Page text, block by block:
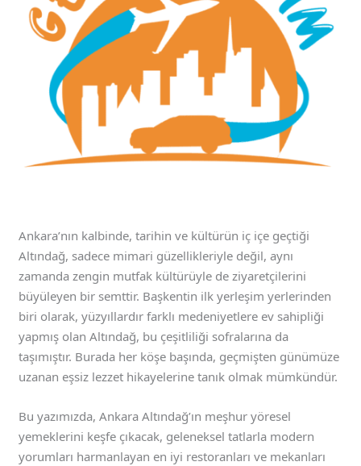
Ankara’nın kalbinde, tarihin ve kültürün iç içe geçtiği
Altındağ, sadece mimari güzellikleriyle değil, aynı
zamanda zengin mutfak kültürüyle de ziyaretçilerini
büyüleyen bir semttir. Başkentin ilk yerleşim yerlerinden
biri olarak, yüzyıllardır farklı medeniyetlere ev sahipliği
yapmış olan Altındağ, bu çeşitliliği sofralarına da
taşımıştır. Burada her köşe başında, geçmişten günümüze
uzanan eşsiz lezzet hikayelerine tanık olmak mümkündür.
Bu yazımızda, Ankara Altındağ’ın meşhur yöresel
yemeklerini keşfe çıkacak, geleneksel tatlarla modern
yorumları harmanlayan en iyi restoranları ve mekanları